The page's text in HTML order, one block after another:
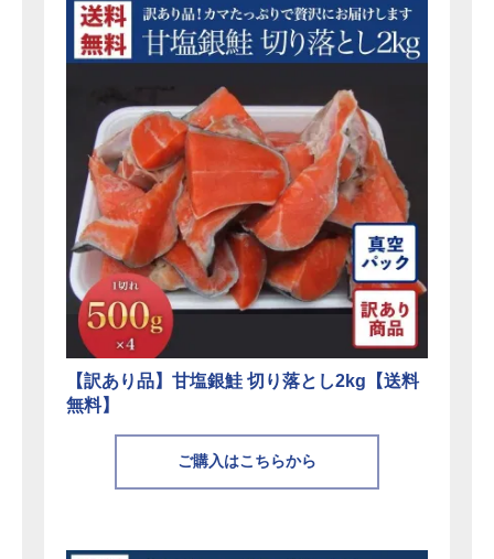
【訳あり品】甘塩銀鮭 切り落とし2kg【送料
無料】
ご購入はこちらから